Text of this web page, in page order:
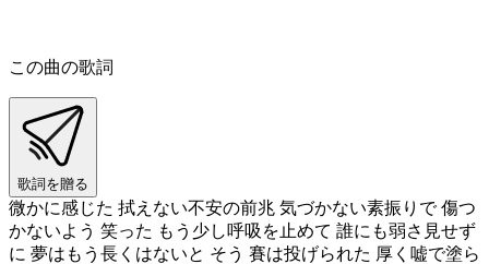
この曲の歌詞
歌詞を贈る
微かに感じた 拭えない不安の前兆 気づかない素振りで 傷つ
かないよう 笑った もう少し呼吸を止めて 誰にも弱さ見せず
に 夢はもう長くはないと そう 賽は投げられた 厚く嘘で塗ら